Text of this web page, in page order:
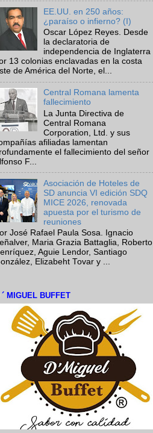
EE.UU. en 250 años:
¿paraíso o infierno? (I)
Oscar López Reyes. Desde
la declaratoria de
independencia de Inglaterra
13 colonias enclavadas en la costa
de América del Norte, el...
Central Romana lamenta
fallecimiento
La Junta Directiva de
Central Romana
Corporation, Ltd. y sus
afiliadas lamentan
el fallecimiento del señor
F...
Asociación de Hoteles de
SD anuncia VI edición SDQ
MICE 2026, renovada
apuesta por el turismo de
reuniones
José Rafael Paula Sosa. Ignacio
Maria Grazia Battaglia, Roberto
Aguie Lendor, Santiago
Elizabeht Tovar y ...
´ MIGUEL BUFFET